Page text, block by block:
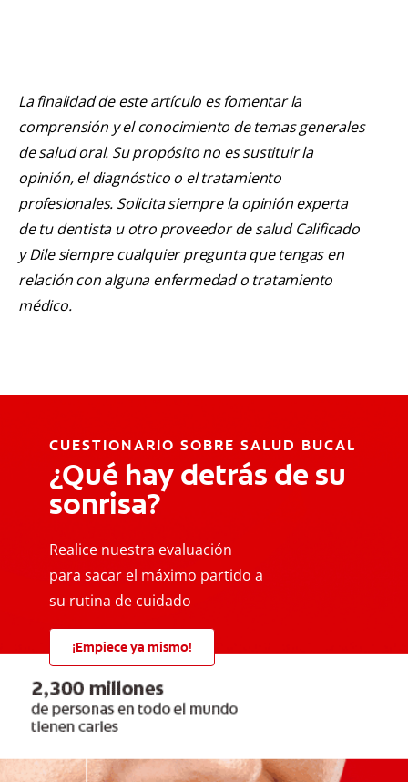
La finalidad de este artículo es fomentar la
comprensión y el conocimiento de temas generales
de salud oral. Su propósito no es sustituir la
opinión, el diagnóstico o el tratamiento
profesionales. Solicita siempre la opinión experta
de tu dentista u otro proveedor de salud Calificado
y Dile siempre cualquier pregunta que tengas en
relación con alguna enfermedad o tratamiento
médico.
CUESTIONARIO SOBRE SALUD BUCAL
¿Qué hay detrás de su
sonrisa?
Realice nuestra evaluación
para sacar el máximo partido a
su rutina de cuidado
¡Empiece ya mismo!